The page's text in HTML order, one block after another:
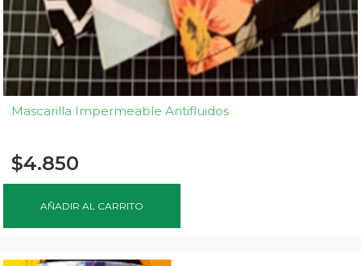
Mascarilla Impermeable Antifluidos
$4.850
AÑADIR AL CARRITO